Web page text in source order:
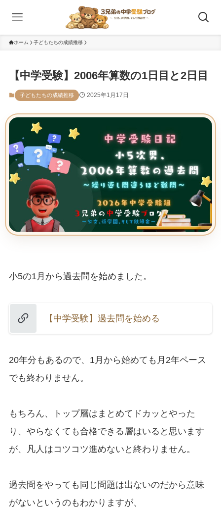
ホーム 子どもたちの成績推移
【中学受験】2006年算数の1日目と2日目
子どもたちの成績推移 2025年1月17日
小5の1月から過去問を始めました。
【中学受験】過去問を始める
20年分もあるので、1月から始めても月2年ペース
でも終わりません。
もちろん、トップ層はまとめてドカッとやった
り、やらなくても合格できる層はいると思います
が、凡人はコツコツ進めないと終わりません。
過去問をやっても同じ問題は出ないのだから意味
がないというのもわかりますが、